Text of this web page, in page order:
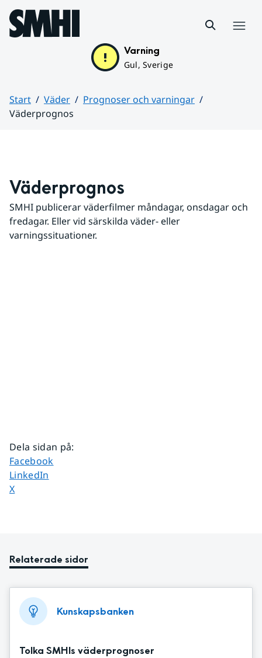
Hoppa till sidans innehåll
Varning
Gul, Sverige
Start Väder
Prognoser och varningar
Väderprognos
Väderprognos
SMHI publicerar väderfilmer måndagar, onsdagar och
fredagar. Eller vid särskilda väder- eller
varningssituationer.
Dela sidan på:
Dela sidan på
Facebook
Dela sidan på
LinkedIn
Dela sidan på
X
Relaterade sidor
Kunskapsbanken
Tolka SMHIs väderprognoser